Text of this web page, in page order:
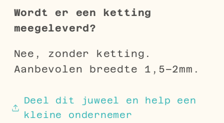
Wordt er een ketting
meegeleverd?
Nee, zonder ketting.
Aanbevolen breedte 1,5–2mm.
Deel dit juweel en help een
kleine ondernemer